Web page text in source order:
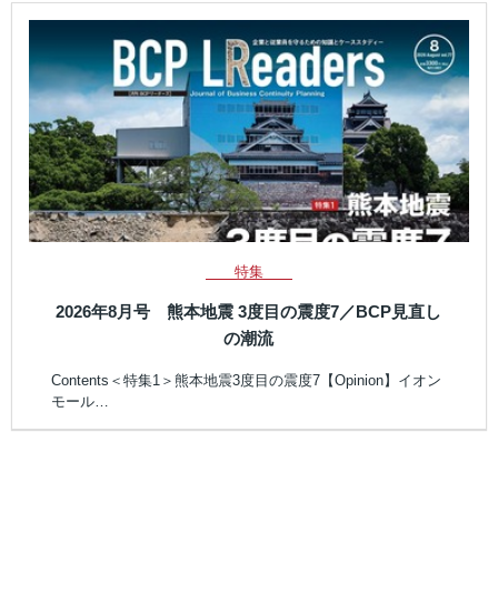
特集
2026年8月号 熊本地震 3度目の震度7／BCP見直し
の潮流
Contents＜特集1＞熊本地震3度目の震度7【Opinion】イオン
モール…